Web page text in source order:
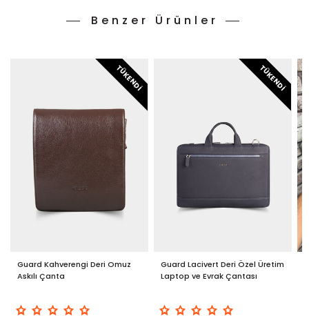
Benzer Ürünler
TÜKENDI
Guard Kahverengi Deri Omuz
Askılı Çanta
TÜKENDI
Guard Lacivert Deri Özel Üretim
Laptop ve Evrak Çantası